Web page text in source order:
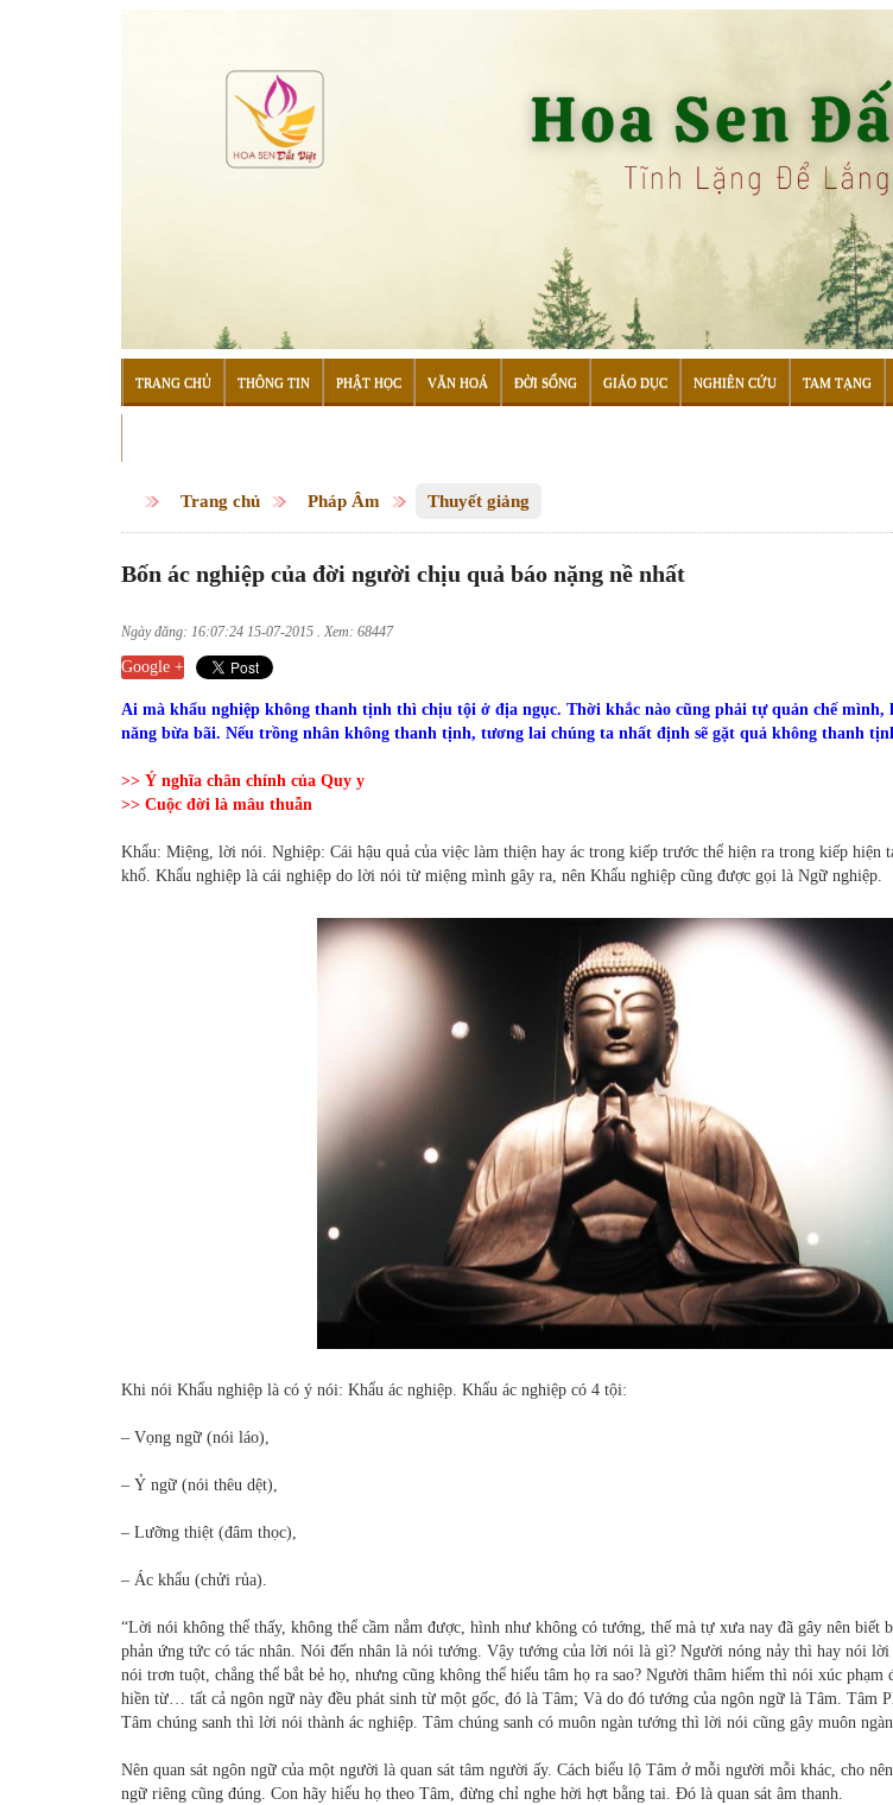
TRANG CHỦ THÔNG TIN PHẬT HỌC VĂN HOÁ ĐỜI SỐNG GIÁO DỤC NGHIÊN CỨU TAM TẠNG
Trang chủ Pháp Âm Thuyết giảng
Bốn ác nghiệp của đời người chịu quả báo nặng nề nhất
Ngày đăng: 16:07:24 15-07-2015 . Xem: 68447
Google +
Ai mà khẩu nghiệp không thanh tịnh thì chịu tội ở địa ngục. Thời khắc nào cũng phải tự quản chế mình,
năng bừa bãi. Nếu trồng nhân không thanh tịnh, tương lai chúng ta nhất định sẽ gặt quả không thanh
>> Ý nghĩa chân chính của Quy y
>> Cuộc đời là mâu thuẫn
Khẩu: Miệng, lời nói. Nghiệp: Cái hậu quả của việc làm thiện hay ác trong kiếp trước thể hiện ra trong kiếp hiện
khổ. Khẩu nghiệp là cái nghiệp do lời nói từ miệng mình gây ra, nên Khẩu nghiệp cũng được gọi là Ngữ nghiệp.
Khi nói Khẩu nghiệp là có ý nói: Khẩu ác nghiệp. Khẩu ác nghiệp có 4 tội:
– Vọng ngữ (nói láo),
– Ỷ ngữ (nói thêu dệt),
– Lưỡng thiệt (đâm thọc),
– Ác khẩu (chửi rủa).
“Lời nói không thể thấy, không thể cầm nắm được, hình như không có tướng, thế mà tự xưa nay đã gây nên biết
phản ứng tức có tác nhân. Nói đến nhân là nói tướng. Vậy tướng của lời nói là gì? Người nóng nảy thì hay nói
nói trơn tuột, chẳng thể bắt bẻ họ, nhưng cũng không thể hiểu tâm họ ra sao? Người thâm hiểm thì nói xúc phạm
hiền từ… tất cả ngôn ngữ này đều phát sinh từ một gốc, đó là Tâm; Và do đó tướng của ngôn ngữ là Tâm. Tâm
Tâm chúng sanh thì lời nói thành ác nghiệp. Tâm chúng sanh có muôn ngàn tướng thì lời nói cũng gây muôn
Nên quan sát ngôn ngữ của một người là quan sát tâm người ấy. Cách biểu lộ Tâm ở mỗi người mỗi khác, cho
ngữ riêng cũng đúng. Con hãy hiểu họ theo Tâm, đừng chỉ nghe hời hợt bằng tai. Ðó là quan sát âm thanh.